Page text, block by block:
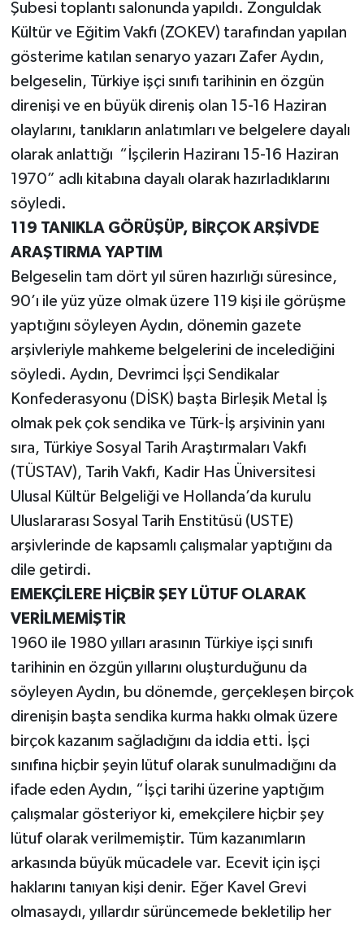
Şubesi toplantı salonunda yapıldı. Zonguldak
Kültür ve Eğitim Vakfı (ZOKEV) tarafından yapılan
gösterime katılan senaryo yazarı Zafer Aydın,
belgeselin, Türkiye işçi sınıfı tarihinin en özgün
direnişi ve en büyük direniş olan 15-16 Haziran
olaylarını, tanıkların anlatımları ve belgelere dayalı
olarak anlattığı “İşçilerin Haziranı 15-16 Haziran
1970” adlı kitabına dayalı olarak hazırladıklarını
söyledi.
119 TANIKLA GÖRÜŞÜP, BİRÇOK ARŞİVDE
ARAŞTIRMA YAPTIM
Belgeselin tam dört yıl süren hazırlığı süresince,
90’ı ile yüz yüze olmak üzere 119 kişi ile görüşme
yaptığını söyleyen Aydın, dönemin gazete
arşivleriyle mahkeme belgelerini de incelediğini
söyledi. Aydın, Devrimci İşçi Sendikalar
Konfederasyonu (DİSK) başta Birleşik Metal İş
olmak pek çok sendika ve Türk-İş arşivinin yanı
sıra, Türkiye Sosyal Tarih Araştırmaları Vakfı
(TÜSTAV), Tarih Vakfı, Kadir Has Üniversitesi
Ulusal Kültür Belgeliği ve Hollanda’da kurulu
Uluslararası Sosyal Tarih Enstitüsü (USTE)
arşivlerinde de kapsamlı çalışmalar yaptığını da
dile getirdi.
EMEKÇİLERE HİÇBİR ŞEY LÜTUF OLARAK
VERİLMEMİŞTİR
1960 ile 1980 yılları arasının Türkiye işçi sınıfı
tarihinin en özgün yıllarını oluşturduğunu da
söyleyen Aydın, bu dönemde, gerçekleşen birçok
direnişin başta sendika kurma hakkı olmak üzere
birçok kazanım sağladığını da iddia etti. İşçi
sınıfına hiçbir şeyin lütuf olarak sunulmadığını da
ifade eden Aydın, “İşçi tarihi üzerine yaptığım
çalışmalar gösteriyor ki, emekçilere hiçbir şey
lütuf olarak verilmemiştir. Tüm kazanımların
arkasında büyük mücadele var. Ecevit için işçi
haklarını tanıyan kişi denir. Eğer Kavel Grevi
olmasaydı, yıllardır sürüncemede bekletilip her
Kültür - Sanat
MAGAZİN
Politika
Resmi İlan
Röportaj
SİYASET
Spor
Ulusal
Yaşam